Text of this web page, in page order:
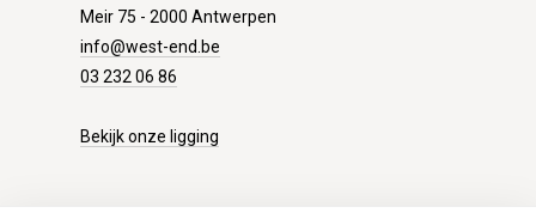
Meir 75 - 2000 Antwerpen
info@west-end.be
03 232 06 86
Bekijk onze ligging